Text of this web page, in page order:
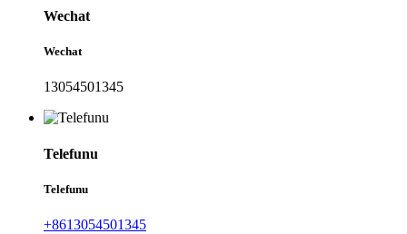
Wechat
Wechat
13054501345
Telefunu
Telefunu
+8613054501345